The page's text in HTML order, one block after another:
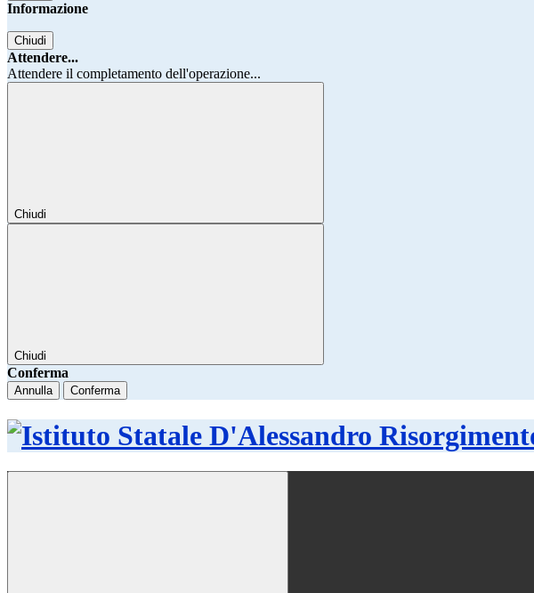
Informazione
Chiudi
Attendere...
Attendere il completamento dell'operazione...
Chiudi
Chiudi
Conferma
Annulla Conferma